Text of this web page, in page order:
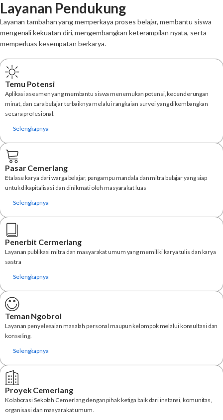
Layanan Pendukung
Layanan tambahan yang memperkaya proses belajar, membantu siswa
mengenali kekuatan diri, mengembangkan keterampilan nyata, serta
memperluas kesempatan berkarya.
Temu Potensi
Aplikasi asesmen yang membantu siswa menemukan potensi, kecenderungan
minat, dan cara belajar terbaiknya melalui rangkaian survei yang dikembangkan
secara profesional.
Selengkapnya
Pasar Cemerlang
Etalase karya dari warga belajar, pengampu mandala dan mitra belajar yang siap
untuk dikapitalisasi dan dinikmati oleh masyarakat luas
Selengkapnya
Penerbit Cermerlang
Layanan publikasi mitra dan masyarakat umum yang memiliki karya tulis dan karya
sastra
Selengkapnya
Teman Ngobrol
Layanan penyelesaian masalah personal maupun kelompok melalui konsultasi dan
konseling.
Selengkapnya
Proyek Cemerlang
Kolaborasi Sekolah Cemerlang dengan pihak ketiga baik dari instansi, komunitas,
organisasi dan masyarakat umum.